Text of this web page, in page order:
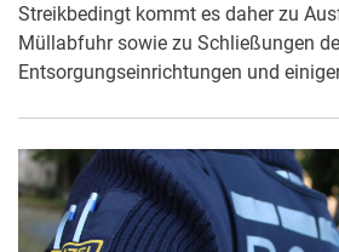
Streikbedingt kommt es daher zu
Müllabfuhr sowie zu Schließungen
Entsorgungseinrichtungen und